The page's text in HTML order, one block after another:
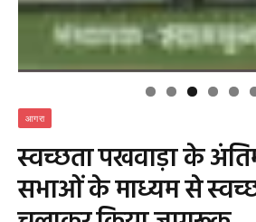
आगरा
स्वच्छता पखवाड़ा के
सभाओं के माध्यम से